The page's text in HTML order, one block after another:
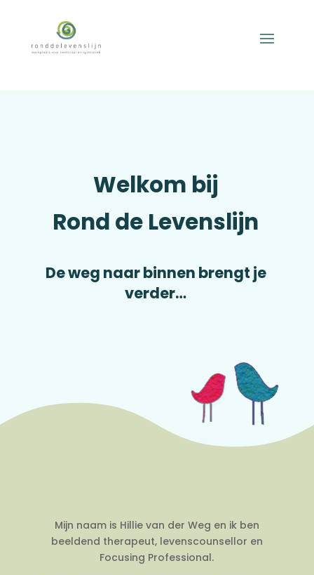
Welkom bij
Rond de Levenslijn
De weg naar binnen brengt je
verder…
Mijn naam is Hillie van der Weg en ik ben
beeldend therapeut, levenscounsellor en
Focusing Professional.